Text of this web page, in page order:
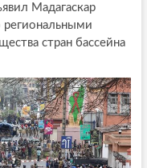
Мадагаскар
региональными
стран бассейна